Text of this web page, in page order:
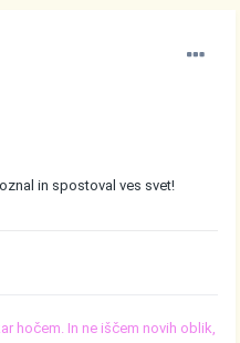
in spostoval ves svet!
hočem. In ne iščem novih oblik,